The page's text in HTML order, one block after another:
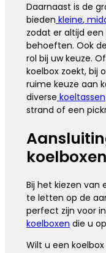
Daarnaast is de
bieden kleine,
zodat er altijd
behoeften. Ook
rol bij uw keuze.
koelbox zoekt, bij
ruime keuze aan
diverse koeltassen
strand of een
koelboxen
Bij het kiezen van
te letten op de
perfect zijn voor
koelboxen die u
Wilt u een